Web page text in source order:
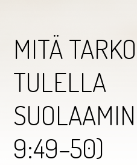
MITÄ
TULELLA
9:49–50)